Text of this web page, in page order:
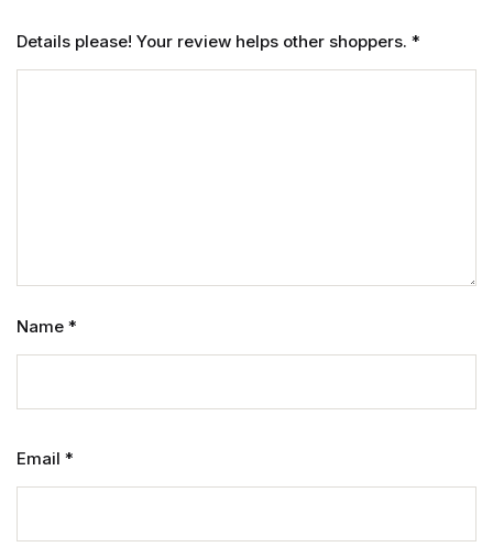
Details please! Your review helps other shoppers. *
Name *
Email *